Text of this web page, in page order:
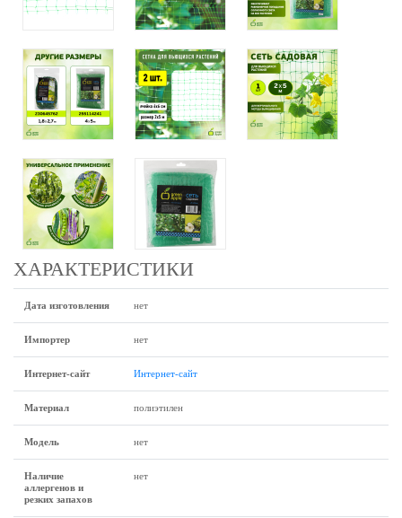
ХАРАКТЕРИСТИКИ
Дата изготовления нет
Импортер нет
Интернет-сайт Интернет-сайт
Материал полиэтилен
Модель нет
Наличие
аллергенов и
резких запахов
нет